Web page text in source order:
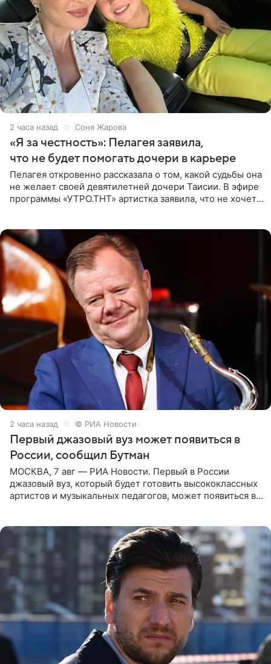
2 часа назад Соня Жарова
«Я за честность»: Пелагея заявила,
что не будет помогать дочери в карьере
Пелагея откровенно рассказала о том, какой судьбы она
не желает своей девятилетней дочери Таисии. В эфире
программы «УТРО.ТНТ» артистка заявила, что не хочет
2 часа назад © РИА Новости
Первый джазовый вуз может появиться в
России, сообщил Бутман
МОСКВА, 7 авг — РИА Новости. Первый в России
джазовый вуз, который будет готовить высококлассных
артистов и музыкальных педагогов, может появиться в